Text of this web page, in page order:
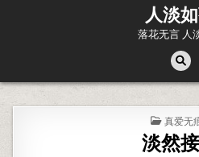
人淡
落花无言 人
POSTED
真爱无
淡然